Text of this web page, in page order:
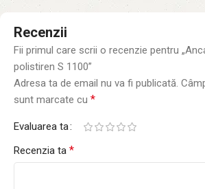
Recenzii
Fii primul care scrii o recenzie pentru
polistiren S 1100”
Adresa ta de email nu va fi publicată.
sunt marcate cu *
Evaluarea ta
Recenzia ta *